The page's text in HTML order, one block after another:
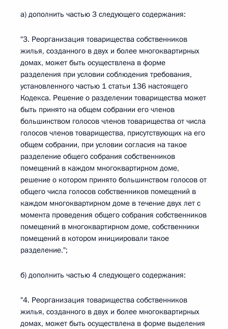
а) дополнить частью 3 следующего содержания:
"3. Реорганизация товарищества собственников
жилья, созданного в двух и более многоквартирных
домах, может быть осуществлена в форме
разделения при условии соблюдения требования,
установленного частью 1 статьи 136 настоящего
Кодекса. Решение о разделении товарищества может
быть принято на общем собрании его членов
большинством голосов членов товарищества от числа
голосов членов товарищества, присутствующих на его
общем собрании, при условии согласия на такое
разделение общего собрания собственников
помещений в каждом многоквартирном доме,
решение о котором принято большинством голосов от
общего числа голосов собственников помещений в
каждом многоквартирном доме в течение двух лет с
момента проведения общего собрания собственников
помещений в многоквартирном доме, собственники
помещений в котором инициировали такое
разделение.";
б) дополнить частью 4 следующего содержания:
"4. Реорганизация товарищества собственников
жилья, созданного в двух и более многоквартирных
домах, может быть осуществлена в форме выделения